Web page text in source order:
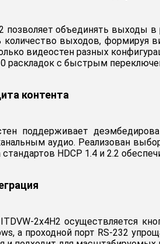
позволяет объединять выходы
количество выходов, формируя
видеостен разных
раскладок с быстрым
контента
поддерживает
аудио. Реализован
HDCP 1.4 и 2.2
2x4H2 осуществляется
а проходной порт RS-232